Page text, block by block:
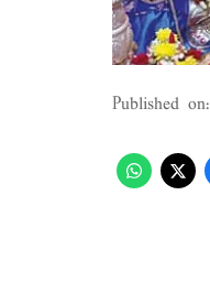
Published on: